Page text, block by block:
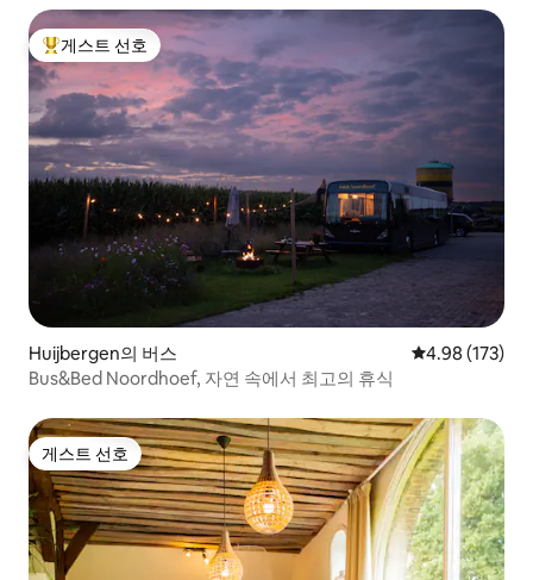
상위 게스트 선호
게스트 선호
Huijbergen의 버스 평점 4.98점(5
4.98 (173)
Bus&Bed Noordhoef, 자연 속에서 최고의 휴식
게스트 선호
게스트 선호